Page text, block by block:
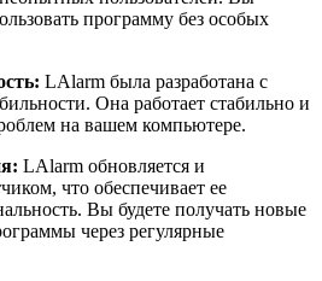
программу без особых
LAlarm была разработана с
Она работает стабильно и
на вашем компьютере.
LAlarm обновляется и
что обеспечивает ее
Вы будете получать новые
через регулярные